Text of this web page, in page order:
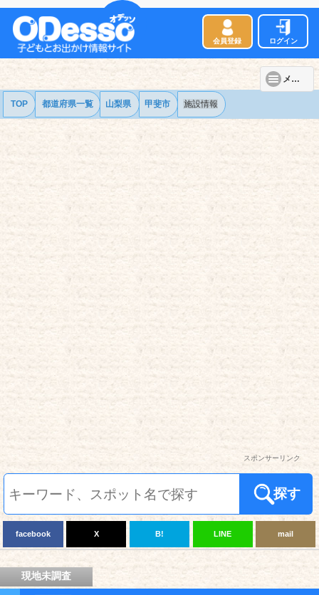
会員登録 ログイン
メニュー
TOP 都道府県一覧 山梨県 甲斐市 施設情報
スポンサーリンク
探す
facebook X B! LINE mail
現地未調査